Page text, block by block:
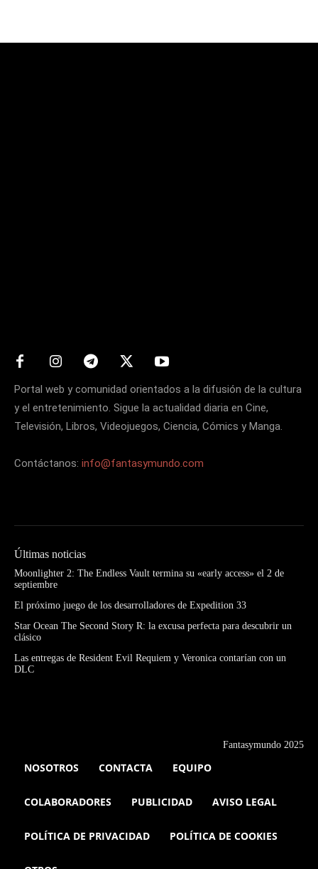
Portal web y comunidad orientados a la difusión de la cultura
y el entretenimiento. Sigue la actualidad diaria en Cine,
Televisión, Libros, Videojuegos, Ciencia, Cómics y Manga.
Contáctanos: info@fantasymundo.com
Últimas noticias
Moonlighter 2: The Endless Vault termina su «early access» el 2 de
septiembre
El próximo juego de los desarrolladores de Expedition 33
Star Ocean The Second Story R: la excusa perfecta para descubrir un
clásico
Las entregas de Resident Evil Requiem y Veronica contarían con un
DLC
Fantasymundo 2025
NOSOTROS CONTACTA EQUIPO
COLABORADORES PUBLICIDAD AVISO LEGAL
POLÍTICA DE PRIVACIDAD POLÍTICA DE COOKIES